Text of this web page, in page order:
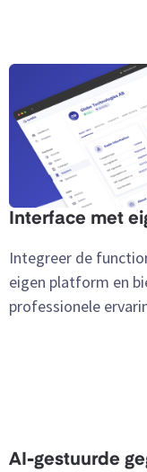
Interface met
Integreer de
eigen platform en
professionele
AI-gestuurde